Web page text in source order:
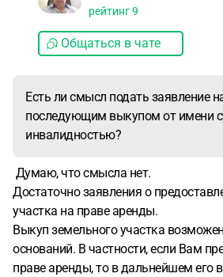
рейтинг9
Общаться в чате
Есть ли смысл подать заявление
последующим выкупом от имени
инвалидностью?
Думаю, что смысла нет.
Достаточно заявления о
участка на праве аренды.
Выкуп земельного участка
оснований. В частности, если Вам
праве аренды, то в дальнейшем его